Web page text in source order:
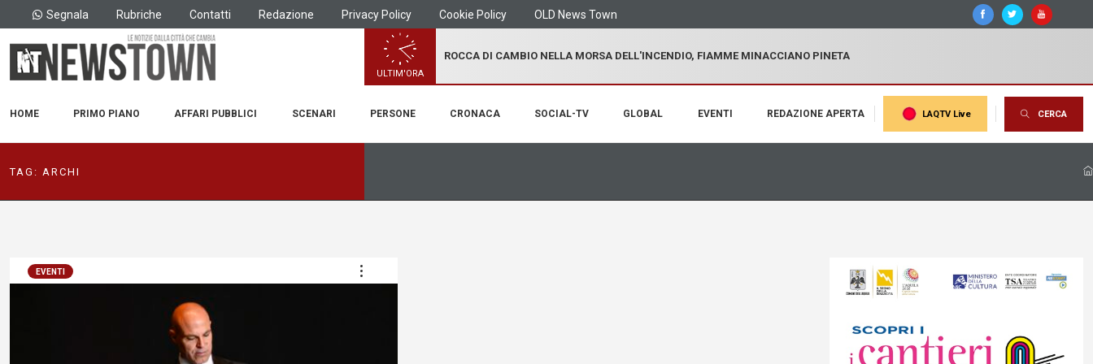
Segnala Rubriche Contatti Redazione Privacy Policy Cookie Policy OLD News Town
ULTIM'ORA
ROCCA DI CAMBIO NELLA MORSA DELL'INCENDIO, FIAMME MINACCIANO PINETA
HOME PRIMO PIANO AFFARI PUBBLICI SCENARI PERSONE CRONACA SOCIAL-TV GLOBAL EVENTI REDAZIONE APERTA LAQTV Live CERCA
TAG: ARCHI
EVENTI